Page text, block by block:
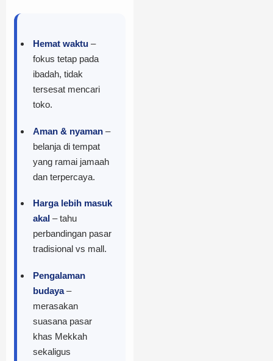
Mall & Gedung
Modern
1. Abraj Al-Bait
Mall (Clock Tower)
Tips Praktis Belanja
Indonesia
Informasi Eksklusif
& Tambahan Unik
Harga Barang Populer
di Sekitar Masjidil
Penutup & Call to
Action
Hemat waktu –
fokus tetap pada
ibadah, tidak
tersesat mencari
toko.
Aman & nyaman –
belanja di tempat
yang ramai jamaah
dan terpercaya.
Harga lebih masuk
akal – tahu
perbandingan pasar
tradisional vs mall.
Pengalaman
budaya–
merasakan
suasana pasar
khas Mekkah
sekaligus